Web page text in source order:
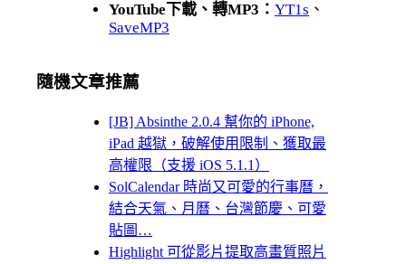
YouTube下載、轉MP3： YT1s 、
SaveMP3
隨機文章推薦
[JB] Absinthe 2.0.4 幫你的 iPhone,
iPad 越獄，破解使用限制、獲取最
高權限（支援 iOS 5.1.1）
SolCalendar 時尚又可愛的行事曆，
結合天氣、月曆、台灣節慶、可愛
貼圖…
Highlight 可從影片提取高畫質照片